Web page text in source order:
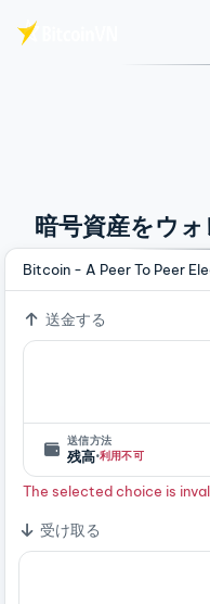
暗号資産をウ
Bitcoin - A Peer To Peer
送金する
送信方法
残高·利用不可
The selected choice is
受け取る